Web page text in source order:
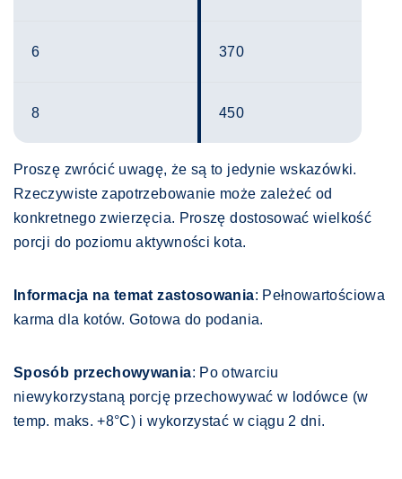
6 370
8 450
Proszę zwrócić uwagę, że są to jedynie wskazówki.
Rzeczywiste zapotrzebowanie może zależeć od
konkretnego zwierzęcia. Proszę dostosować wielkość
porcji do poziomu aktywności kota.
Informacja na temat zastosowania: Pełnowartościowa
karma dla kotów. Gotowa do podania.
Sposób przechowywania: Po otwarciu
niewykorzystaną porcję przechowywać w lodówce (w
temp. maks. +8°C) i wykorzystać w ciągu 2 dni.